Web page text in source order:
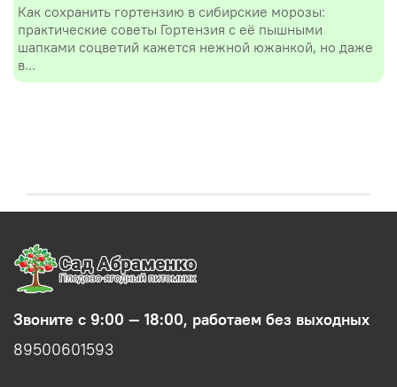
Как сохранить гортензию в сибирские морозы:
практические советы Гортензия с её пышными
шапками соцветий кажется нежной южанкой, но даже
в...
Звоните с 9:00 — 18:00, работаем без выходных
89500601593